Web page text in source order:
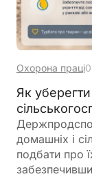
Охорона праці
Як
домашніх і
подбати про